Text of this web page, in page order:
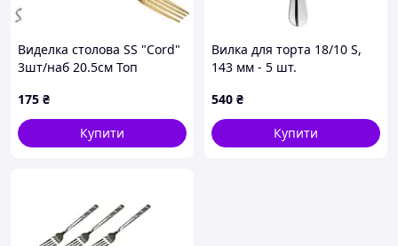
Виделка столова SS "Cord"
3шт/наб 20.5см Топ
175 ₴
Купити
Вилка для торта 18/10 S,
143 мм - 5 шт.
540 ₴
Купити